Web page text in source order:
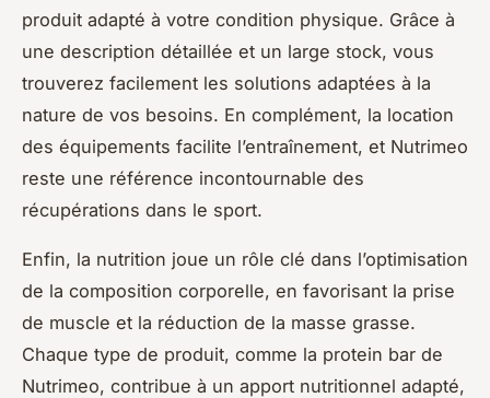
produit adapté à votre condition physique. Grâce à
une description détaillée et un large stock, vous
trouverez facilement les solutions adaptées à la
nature de vos besoins. En complément, la location
des équipements facilite l’entraînement, et Nutrimeo
reste une référence incontournable des
récupérations dans le sport.
Enfin, la nutrition joue un rôle clé dans l’optimisation
de la composition corporelle, en favorisant la prise
de muscle et la réduction de la masse grasse.
Chaque type de produit, comme la protein bar de
Nutrimeo, contribue à un apport nutritionnel adapté,